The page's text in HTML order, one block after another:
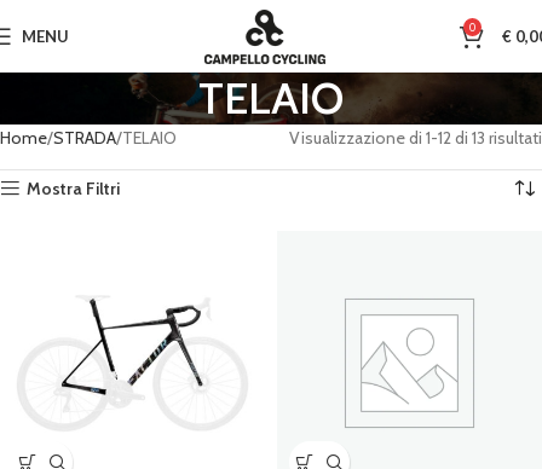
MENU 0 €
TELAIO
Home STRADA TELAIO Visualizzazione di 1-12 di 13 risultati
Mostra Filtri